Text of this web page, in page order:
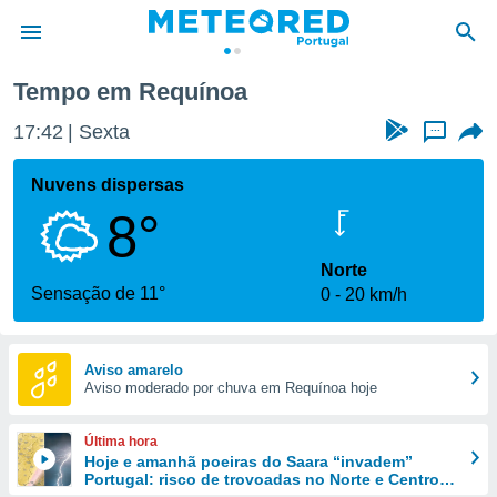
da
foi
fornecidas
a este
das
e
forma
digital
Tempo em Requínoa
17:42 Sexta ...
Nuvens dispersas
8°
Sensação de 11°
Norte
0
20 km/h
Aviso amarelo
Aviso moderado por chuva em Requínoa hoje
Última hora
Hoje e amanhã poeiras do Saara “invadem”
Portugal: risco de trovoadas no Norte e Centro